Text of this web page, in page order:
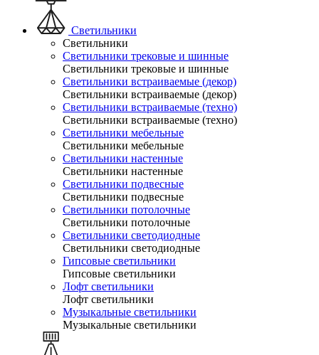
Светильники
Светильники
Светильники трековые и шинные
Светильники трековые и шинные
Светильники встраиваемые (декор)
Светильники встраиваемые (декор)
Светильники встраиваемые (техно)
Светильники встраиваемые (техно)
Светильники мебельные
Светильники мебельные
Светильники настенные
Светильники настенные
Светильники подвесные
Светильники подвесные
Светильники потолочные
Светильники потолочные
Светильники светодиодные
Светильники светодиодные
Гипсовые светильники
Гипсовые светильники
Лофт светильники
Лофт светильники
Музыкальные светильники
Музыкальные светильники